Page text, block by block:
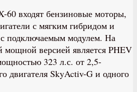
входят бензиновые моторы,
с мягким гибридом и
подключаемым модулем. На
версией является PHEV
323 л.с. от 2,5-
двигателя SkyActiv-G и одного